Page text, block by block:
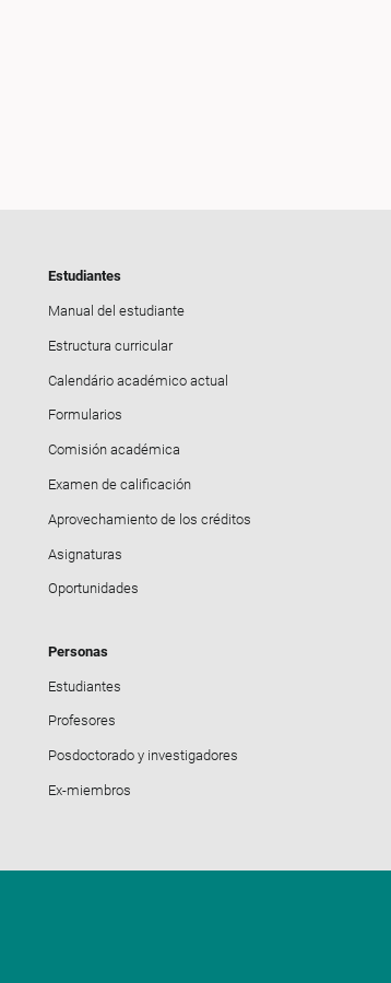
Estudiantes
Manual del estudiante
Estructura curricular
Calendário académico actual
Formularios
Comisión académica
Examen de calificación
Aprovechamiento de los créditos
Asignaturas
Oportunidades
Personas
Estudiantes
Profesores
Posdoctorado y investigadores
Ex-miembros